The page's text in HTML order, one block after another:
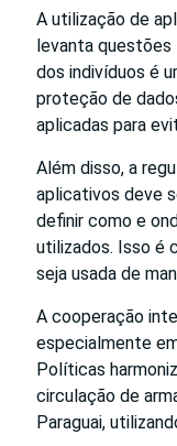
A utilização de
levanta questões
dos indivíduos é
proteção de
aplicadas para
Além disso, a
aplicativos deve
definir como e
utilizados. Isso é
seja usada de
A cooperação
especialmente
Políticas
circulação de
Paraguai,